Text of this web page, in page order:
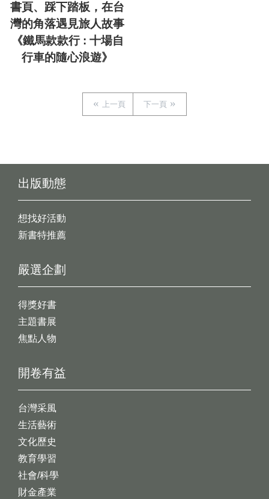
書頁、踩下踏板，在台
灣的角落遇見旅人故事
《鐵馬款款行 : 十場自
行車的隨心浪遊》
上一頁 下一頁
出版動態
想找好活動
新書特推薦
開卷有益
台灣采風
生活藝術
文化歷史
教育學習
社會/科學
財金產業
嚴選企劃
得獎好書
主題書展
焦點人物